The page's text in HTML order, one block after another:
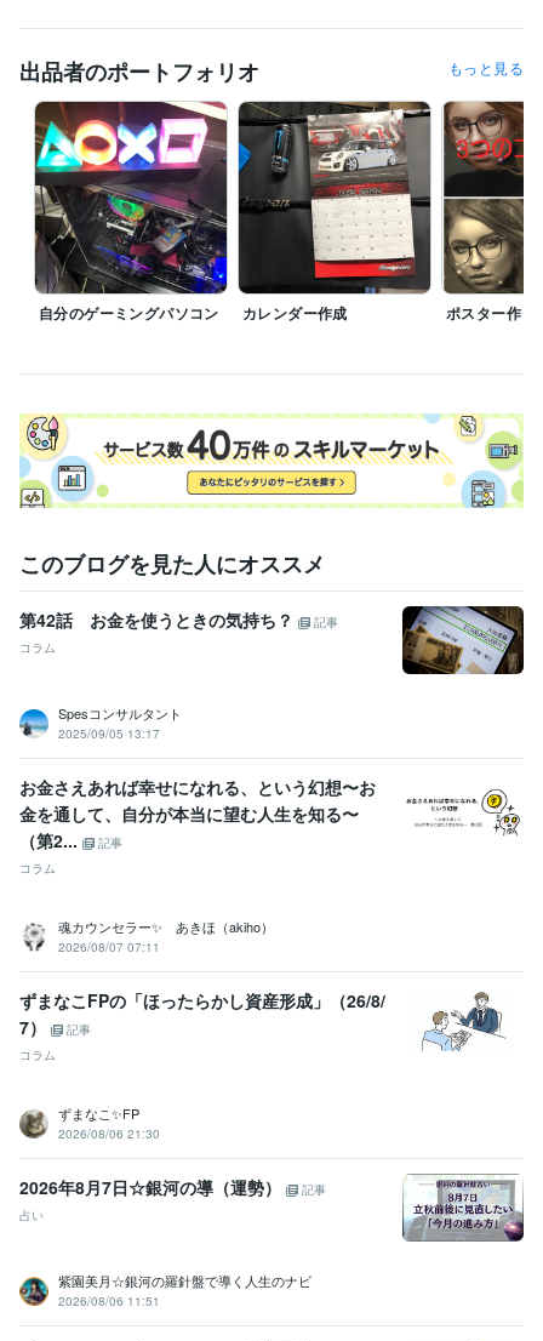
Web制作・HP作成・EC構築
ウェブサイト　サムネイル　ポスター
作成
デザイン コンサル
Web制作・HP作成・EC構築
インスタグラム（フォロー１０７７
人） アンガーマネジメント
ブログアフィリエイト 絵画 パソコンの組み立て 悩み解決 料理
出品者のポートフォリオ もっと見る
自分のゲーミングパソコン カレンダー作成 ポスター作っ
このブログを見た人にオススメ
第42話 お金を使うときの気持ち？
記事
コラム
Spesコンサルタント
2025/09/05 13:17
お金さえあれば幸せになれる、という幻想〜お
金を通して、自分が本当に望む人生を知る〜
（第2...
記事
コラム
魂カウンセラー✨ あきほ（akiho）
2026/08/07 07:11
ずまなこFPの「ほったらかし資産形成」（26/8/
7）
記事
コラム
ずまなこ✨FP
2026/08/06 21:30
2026年8月7日☆銀河の導（運勢）
記事
占い
紫園美月☆銀河の羅針盤で導く人生のナビ
2026/08/06 11:51